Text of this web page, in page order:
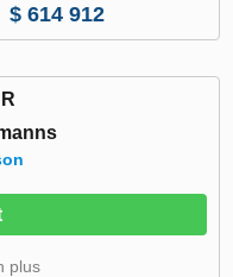
$ 614 912
plus